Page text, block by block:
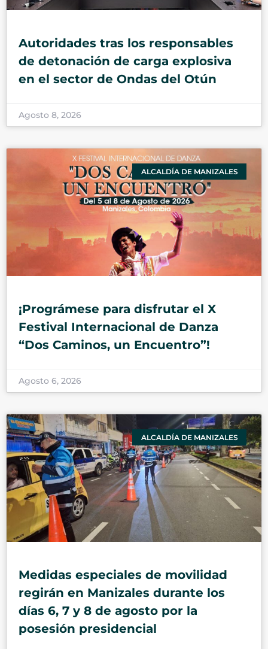
Autoridades tras los responsables
de detonación de carga explosiva
en el sector de Ondas del Otún
Agosto 8, 2026
ALCALDÍA DE MANIZALES
¡Prográmese para disfrutar el X
Festival Internacional de Danza
“Dos Caminos, un Encuentro”!
Agosto 6, 2026
ALCALDÍA DE MANIZALES
Medidas especiales de movilidad
regirán en Manizales durante los
días 6, 7 y 8 de agosto por la
posesión presidencial